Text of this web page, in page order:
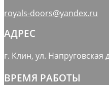
royals-doors@yandex.ru
АДРЕС
г. Клин, ул. Напруговская
ВРЕМЯ РАБОТЫ